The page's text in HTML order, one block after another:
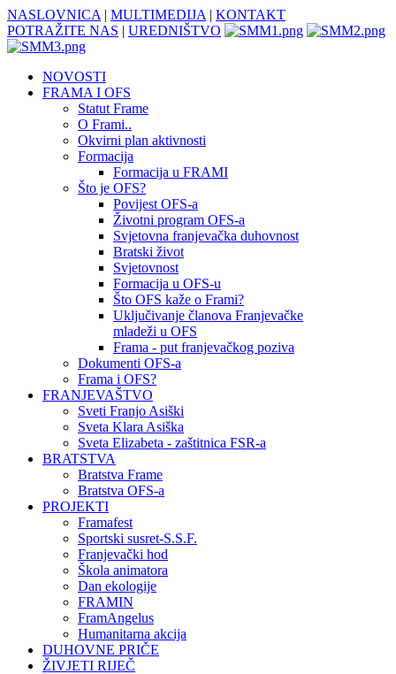
NASLOVNICA | MULTIMEDIJA | KONTAKT
POTRAŽITE NAS | UREDNIŠTVO
NOVOSTI
FRAMA I OFS
Statut Frame
O Frami..
Okvirni plan aktivnosti
Formacija
Formacija u FRAMI
Što je OFS?
Povijest OFS-a
Životni program OFS-a
Svjetovna franjevačka duhovnost
Bratski život
Svjetovnost
Formacija u OFS-u
Što OFS kaže o Frami?
Uključivanje članova Franjevačke
mladeži u OFS
Frama - put franjevačkog poziva
Dokumenti OFS-a
Frama i OFS?
FRANJEVAŠTVO
Sveti Franjo Asiški
Sveta Klara Asiška
Sveta Elizabeta - zaštitnica FSR-a
BRATSTVA
Bratstva Frame
Bratstva OFS-a
PROJEKTI
Framafest
Sportski susret-S.S.F.
Franjevački hod
Škola animatora
Dan ekologije
FRAMIN
FramAngelus
Humanitarna akcija
DUHOVNE PRIČE
ŽIVJETI RIJEČ